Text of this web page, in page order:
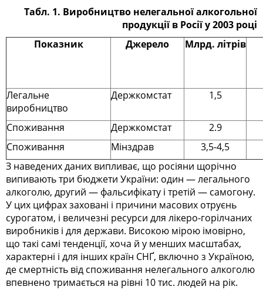
Табл. 1. Виробництво нелегальної алкогольної
продукції в Росії у 2003 році
Показник
Джерело Млрд. літрів
Легальне
виробництво
Держкомстат 1,5
Споживання Держкомстат
2.9
Споживання
Мінздрав
3,5-4,5
З наведених даних випливає, що росіяни щорічно
випивають три бюджети України: один — легального
алкоголю, другий — фальсифікату і третій — самогону.
У цих цифрах заховані і причини масових отруєнь
сурогатом, і величезні ресурси для лікеро-горілчаних
виробників і для держави. Високою мірою імовірно,
що такі самі тенденції, хоча й у менших масштабах,
характерні і для інших країн СНҐ, включно з Україною,
де смертність від споживання нелегального алкоголю
впевнено тримається на рівні 10 тис. людей на рік.